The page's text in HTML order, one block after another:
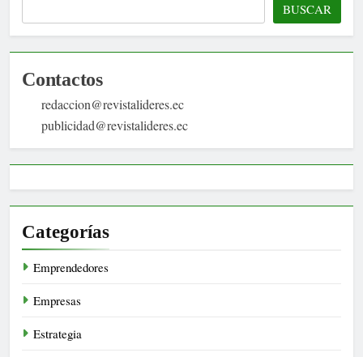
BUSCAR
Contactos
redaccion@revistalideres.ec
publicidad@revistalideres.ec
Categorías
Emprendedores
Empresas
Estrategia